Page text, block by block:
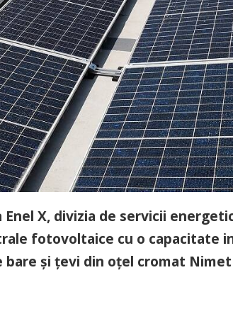
Enel X, divizia de servicii
fotovoltaice cu o capacitate
şi ţevi din oțel cromat